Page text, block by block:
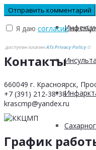
Инсульта
Я даю согласиена
доступен плагинATs Privacy Policy©
Контакты
660049 г. Красноярск,
+7 (391) 212-38-38
krascmp@yandex.ru
График